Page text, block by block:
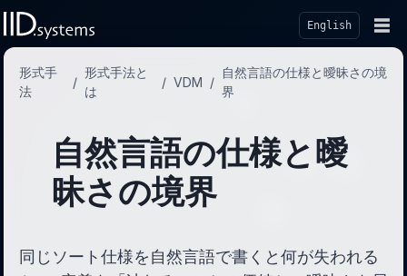
English ☰
形式手
法
/
形式手法と
は
/ VDM /
自然言語の仕様と曖昧さの境
界
自然言語の仕様と曖
昧さの境界
同じソート仕様を自然言語で書くと何が失われる